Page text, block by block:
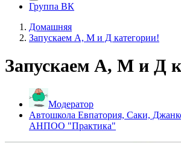
Группа ВК
Домашняя
Запускаем А, М и Д категории!
Запускаем А, М и Д
Модератор
Автошкола Евпатория, Саки,
АНПОО "Практика"